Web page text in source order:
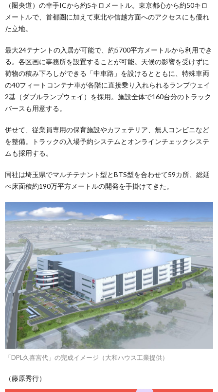
（圏央道）の幸手ICから約5キロメートル。東京都心から約50キロ
メートルで、首都圏に加えて東北や信越方面へのアクセスにも優れ
た立地。
最大24テナントの入居が可能で、約5700平方メートルから利用でき
る。各区画に事務所を設置することが可能。天候の影響を受けずに
荷物の積み下ろしができる「中車路」を設けるとともに、特殊車両
の40フィートコンテナ車が各階に直接乗り入れられるランプウェイ
2基（ダブルランプウェイ）を採用。施設全体で160台分のトラック
バースも用意する。
併せて、従業員専用の保育施設やカフェテリア、無人コンビニなど
を整備。トラックの入場予約システムとオンラインチェックシステ
ムも採用する。
同社は埼玉県でマルチテナント型とBTS型を合わせて59カ所、総延
べ床面積約190万平方メートルの開発を手掛けてきた。
「DPL久喜宮代」の完成イメージ（大和ハウス工業提供）
（藤原秀行）